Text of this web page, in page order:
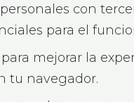
con
para el
mejorar la
tu navegador.